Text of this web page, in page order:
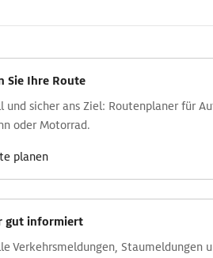
Sie Ihre Route
und sicher ans Ziel: Routen­planer für
oder Motorrad.
planen
gut informiert
Verkehrs­meldungen, Stau­meldungen